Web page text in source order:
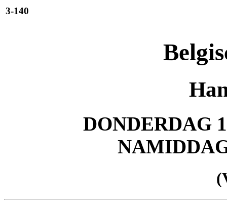
3-140
DONDERDAG